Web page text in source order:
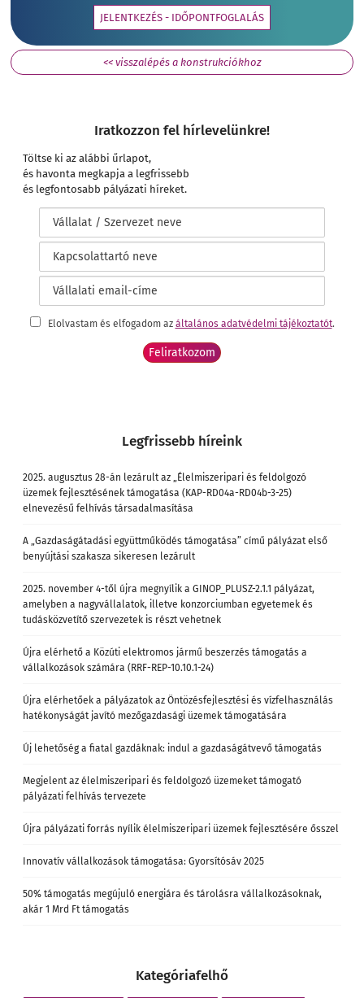
JELENTKEZÉS - IDŐPONTFOGLALÁS
<< visszalépés a konstrukciókhoz
Iratkozzon fel hírlevelünkre!
Töltse ki az alábbi űrlapot,
és havonta megkapja a legfrissebb
és legfontosabb pályázati híreket.
Elolvastam és elfogadom az általános adatvédelmi tájékoztatót.
Legfrissebb híreink
2025. augusztus 28-án lezárult az „Élelmiszeripari és feldolgozó
üzemek fejlesztésének támogatása (KAP-RD04a-RD04b-3-25)
elnevezésű felhívás társadalmasítása
A „Gazdaságátadási együttműködés támogatása” című pályázat első
benyújtási szakasza sikeresen lezárult
2025. november 4-től újra megnyílik a GINOP_PLUSZ-2.1.1 pályázat,
amelyben a nagyvállalatok, illetve konzorciumban egyetemek és
tudásközvetítő szervezetek is részt vehetnek
Újra elérhető a Közúti elektromos jármű beszerzés támogatás a
vállalkozások számára (RRF-REP-10.10.1-24)
Újra elérhetőek a pályázatok az Öntözésfejlesztési és vízfelhasználás
hatékonyságát javító mezőgazdasági üzemek támogatására
Új lehetőség a fiatal gazdáknak: indul a gazdaságátvevő támogatás
Megjelent az élelmiszeripari és feldolgozó üzemeket támogató
pályázati felhívás tervezete
Újra pályázati forrás nyílik élelmiszeripari üzemek fejlesztésére ősszel
Innovatív vállalkozások támogatása: Gyorsítósáv 2025
50% támogatás megújuló energiára és tárolásra vállalkozásoknak,
akár 1 Mrd Ft támogatás
Kategóriafelhő